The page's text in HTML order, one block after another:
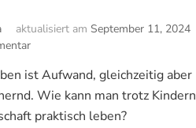
aktualisiert am September 11, 2024
zu
Familie
Gastfreundschaft
leben
ist Aufwand, gleichzeitig aber
Wie kann man trotz Kindern
praktisch leben?